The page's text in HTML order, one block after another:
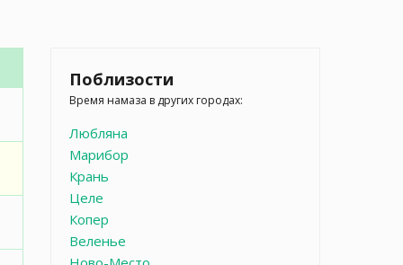
Поблизости
Время намаза в других городах:
Любляна
Марибор
Крань
Целе
Копер
Веленье